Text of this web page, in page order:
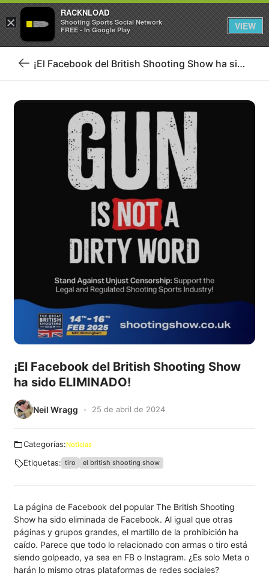
Iniciar sesión Registrarse
Volver
¡El Facebook del British Shooting Show ha sido ELIMINADO!
¡El Facebook del British Shooting Show
ha sido ELIMINADO!
Neil Wragg 25 de abril de 2024
Categorías:Noticias
Etiquetas: tiro el british shooting show
La página de Facebook del popular The British Shooting
Show ha sido eliminada de Facebook. Al igual que otras
páginas y grupos grandes, el martillo de la prohibición ha
caído. Parece que todo lo relacionado con armas o tiro está
siendo golpeado, ya sea en FB o Instagram. ¿Es solo Meta o
harán lo mismo otras plataformas de redes sociales?
×
RACKNLOAD
Shooting Sports Social Network
FREE - In Google Play
VIEW